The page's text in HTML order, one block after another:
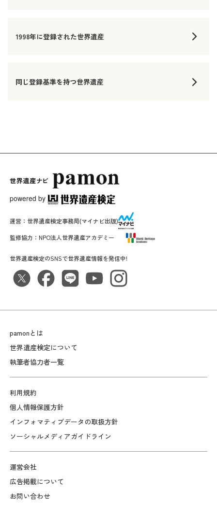
1998年に登録された世界遺産
同じ登録基準を持つ世界遺産
powered by
pamonとは
世界遺産検定について
執筆者協力者一覧
利用規約
個人情報保護方針
インフォマティブデータの取扱方針
ソーシャルメディアガイドライン
運営会社
広告掲載について
お問い合わせ
世界遺産検定のSNSで世界遺産情報を発信中!
運営： 世界遺産検定事務局(マイナビ出版)
監修協力： NPO法人世界遺産アカデミー